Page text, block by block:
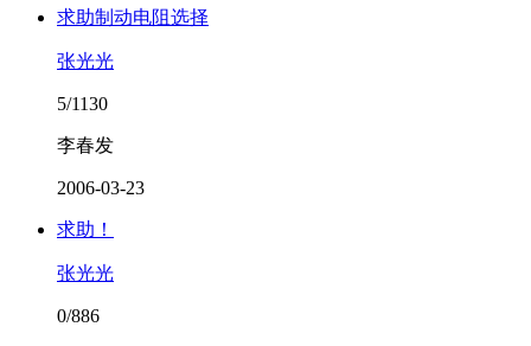
求助制动电阻选择
张光光
5/1130
李春发
2006-03-23
求助！
张光光
0/886